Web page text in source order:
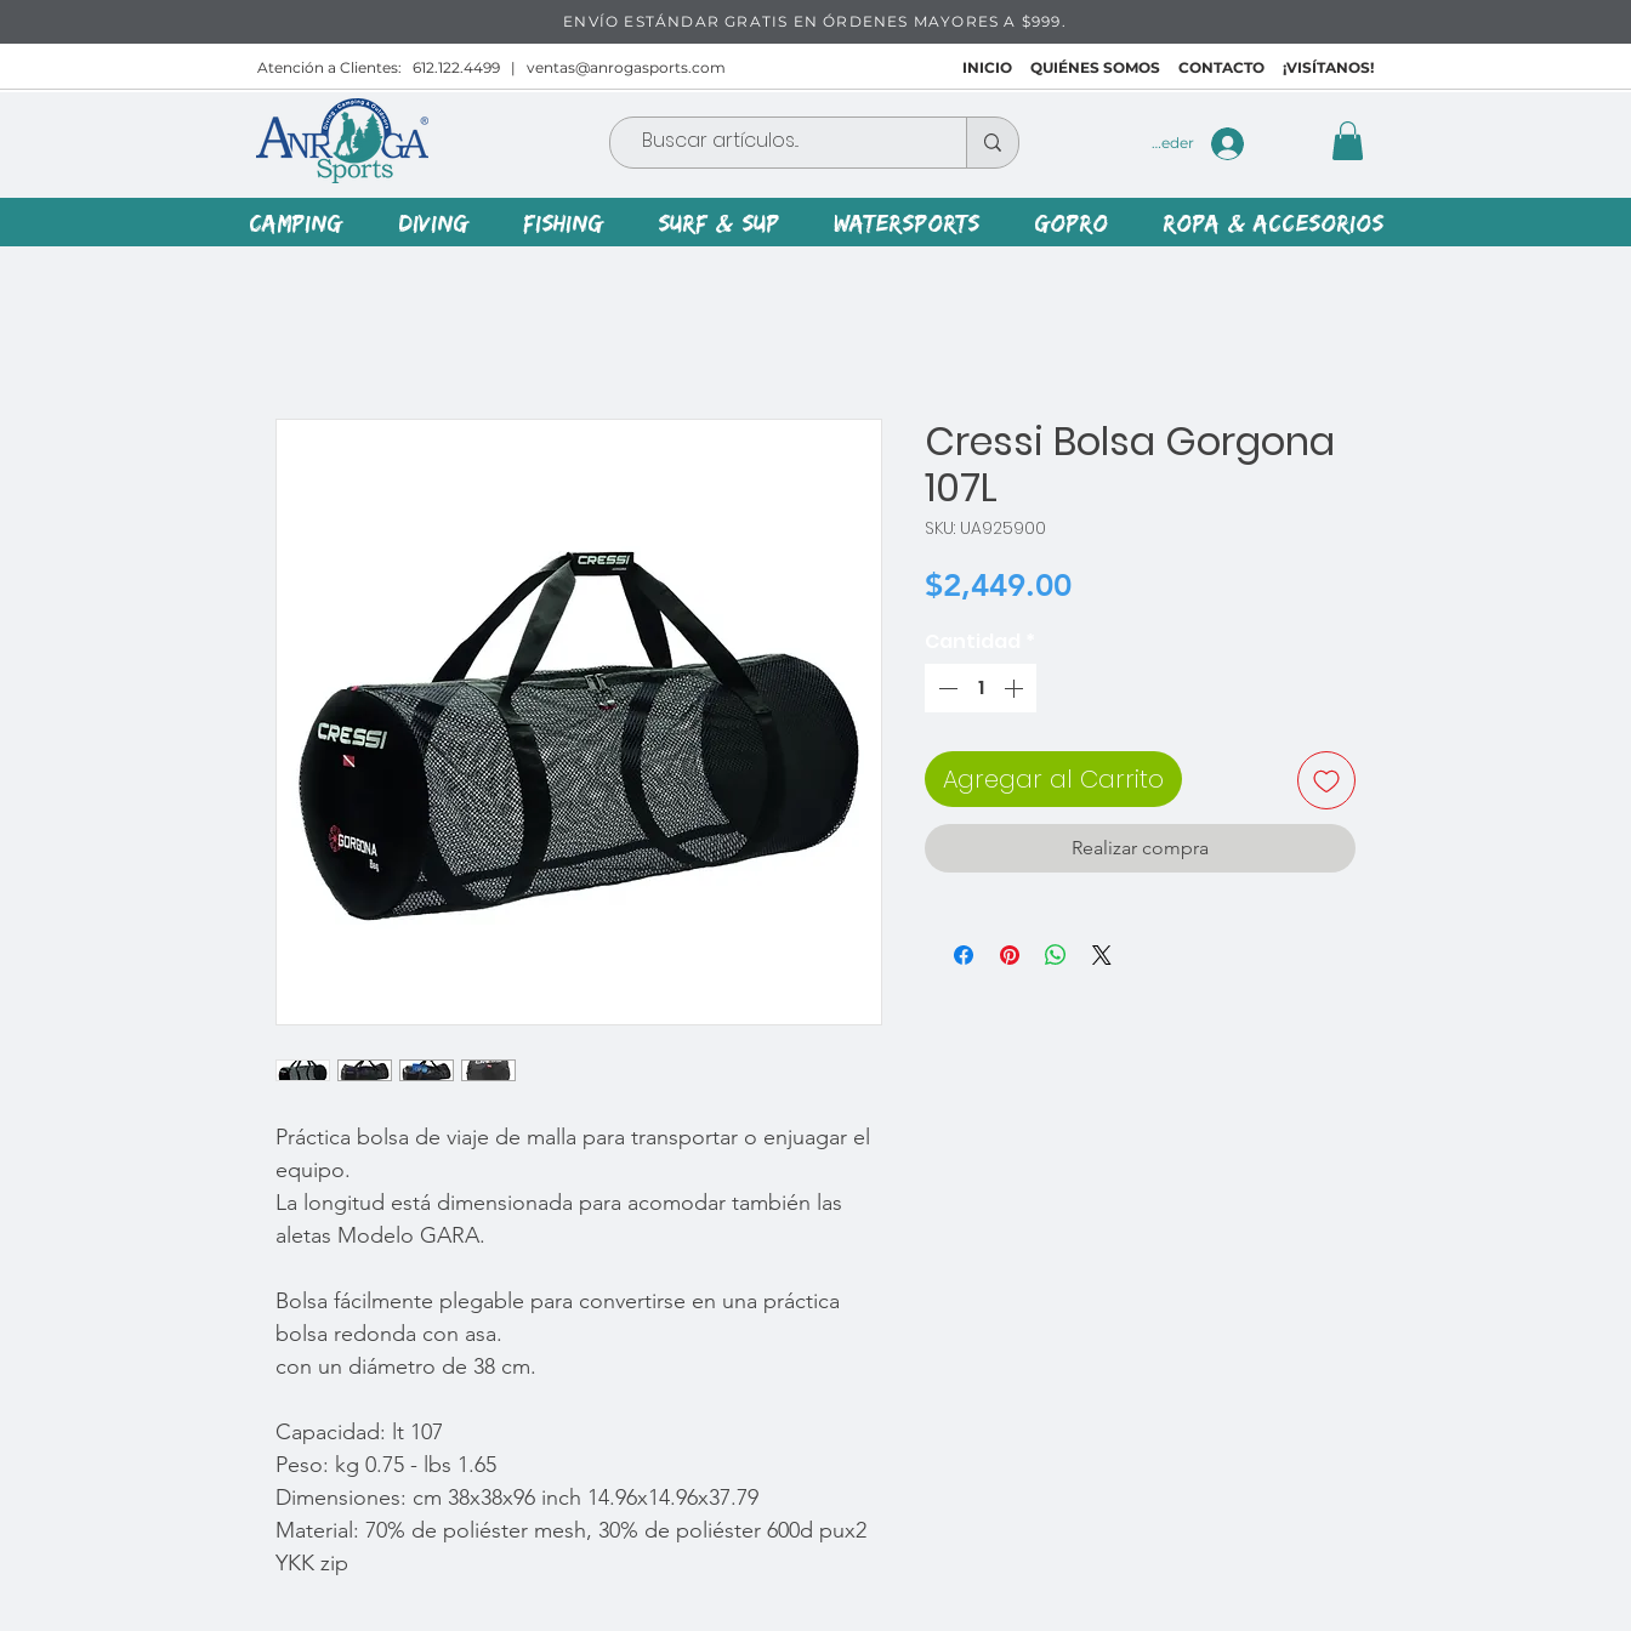
ENVÍO ESTÁNDAR GRATIS EN ÓRDENES MAYORES A $999.
Atención a Clientes: 612.122.4499 | ventas@anrogasports.com INICIO QUIÉNES SOMOS CONTACTO ¡VISÍTANOS!
Acceder
CAMPING DIVING FISHING SURF & SUP WATERSPORTS GOPRO ROPA & ACCESORIOS
Práctica bolsa de viaje de malla para transportar o enjuagar el
equipo.
La longitud está dimensionada para acomodar también las
aletas Modelo GARA.
Bolsa fácilmente plegable para convertirse en una práctica
bolsa redonda con asa.
con un diámetro de 38 cm.
Capacidad: lt 107
Peso: kg 0.75 - lbs 1.65
Dimensiones: cm 38x38x96 inch 14.96x14.96x37.79
Material: 70% de poliéster mesh, 30% de poliéster 600d pux2
YKK zip
Cressi Bolsa Gorgona
107L
SKU: UA925900
$2,449.00Precio
Agregar al Carrito
Realizar compra